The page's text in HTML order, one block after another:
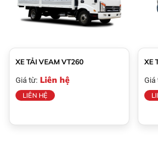
XE TẢI VEAM VT260
Giá từ: Liên hệ
LIÊN HỆ
XE
Giá